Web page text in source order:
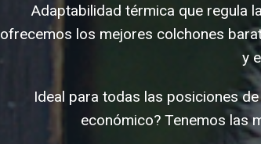
Adaptabilidad térmica que regula
ofrecemos los mejores colchones
y
Ideal para todas las posiciones
económico? Tenemos las